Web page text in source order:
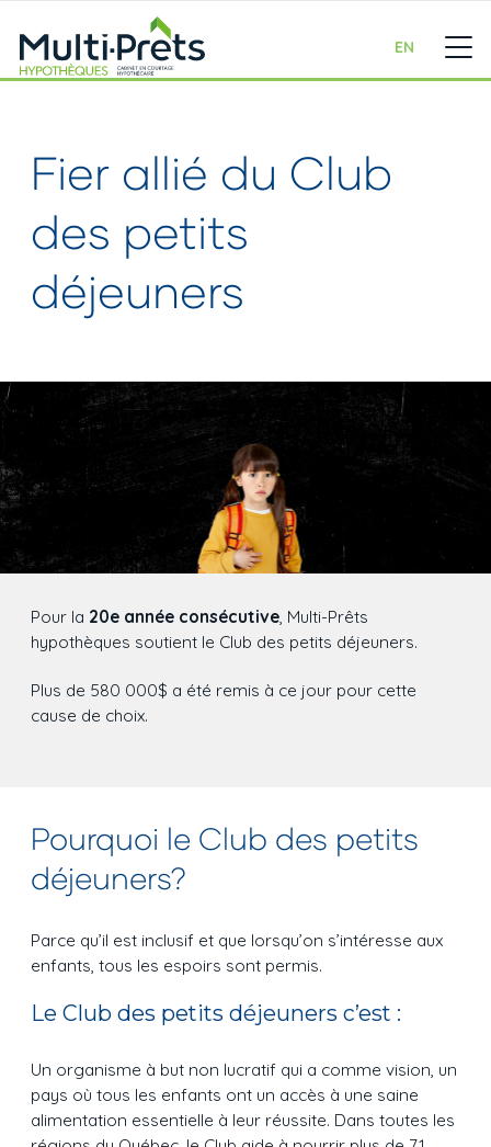
EN
Fier allié du Club
des petits
déjeuners
Pour la 20e année consécutive, Multi-Prêts
hypothèques soutient le Club des petits déjeuners.
Plus de 580 000$ a été remis à ce jour pour cette
cause de choix.
Pourquoi le Club des petits
déjeuners?
Parce qu’il est inclusif et que lorsqu’on s’intéresse aux
enfants, tous les espoirs sont permis.
Le Club des petits déjeuners c’est :
Un organisme à but non lucratif qui a comme vision, un
pays où tous les enfants ont un accès à une saine
alimentation essentielle à leur réussite. Dans toutes les